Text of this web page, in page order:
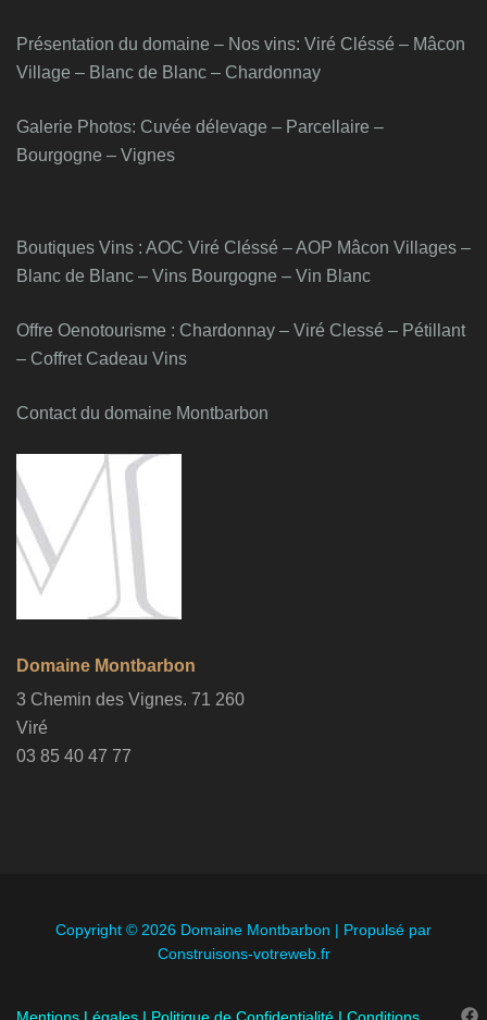
Présentation du domaine – Nos vins: Viré Cléssé – Mâcon
Village – Blanc de Blanc – Chardonnay
Galerie Photos: Cuvée délevage – Parcellaire –
Bourgogne – Vignes
Boutiques Vins : AOC Viré Cléssé – AOP Mâcon Villages –
Blanc de Blanc – Vins Bourgogne – Vin Blanc
Offre Oenotourisme : Chardonnay – Viré Clessé – Pétillant
– Coffret Cadeau Vins
Contact du domaine Montbarbon
Domaine Montbarbon
3 Chemin des Vignes. 71 260
Viré
03 85 40 47 77
Copyright © 2026 Domaine Montbarbon | Propulsé par
Construisons-votreweb.fr